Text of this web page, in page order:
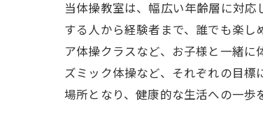
当体操教室は、幅広い年齢層に対
する人から経験者まで、誰でも楽し
ア体操クラスなど、お子様と一緒
ズミック体操など、それぞれの目標
場所となり、健康的な生活への一歩